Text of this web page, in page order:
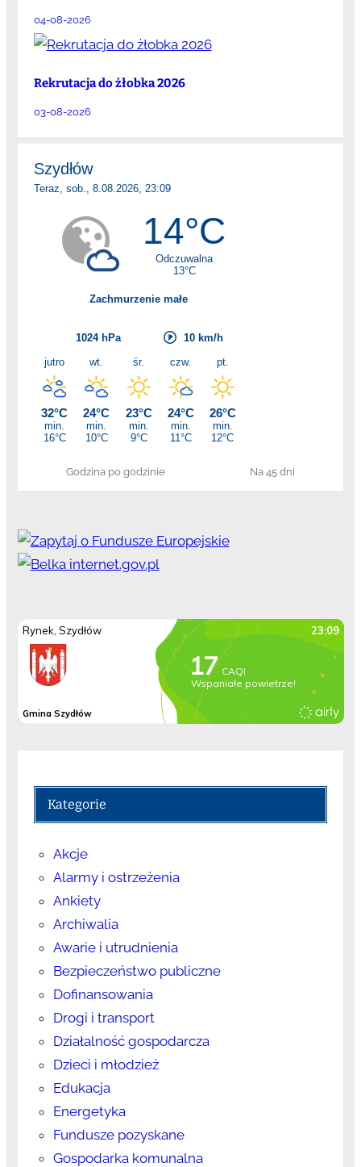
04-08-2026
Rekrutacja do żłobka 2026
03-08-2026
Godzina po godzinie Na 45 dni
Kategorie
Akcje
Alarmy i ostrzeżenia
Ankiety
Archiwalia
Awarie i utrudnienia
Bezpieczeństwo publiczne
Dofinansowania
Drogi i transport
Działalność gospodarcza
Dzieci i młodzież
Edukacja
Energetyka
Fundusze pozyskane
Gospodarka komunalna